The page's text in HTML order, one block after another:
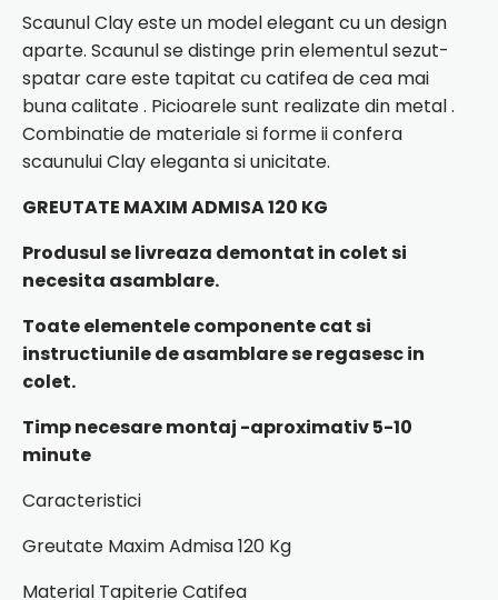
Scaunul Clay este un model elegant cu un design
aparte. Scaunul se distinge prin elementul sezut-
spatar care este tapitat cu catifea de cea mai
buna calitate . Picioarele sunt realizate din metal .
Combinatie de materiale si forme ii confera
scaunului Clay eleganta si unicitate.
GREUTATE MAXIM ADMISA 120 KG
Produsul se livreaza demontat in colet si
necesita asamblare.
Toate elementele componente cat si
instructiunile de asamblare se regasesc in
colet.
Timp necesare montaj -aproximativ 5-10
minute
Caracteristici
Greutate Maxim Admisa 120 Kg
Material Tapiterie Catifea